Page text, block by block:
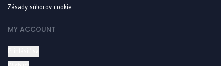
Zásady súborov cookie
MY ACCOUNT